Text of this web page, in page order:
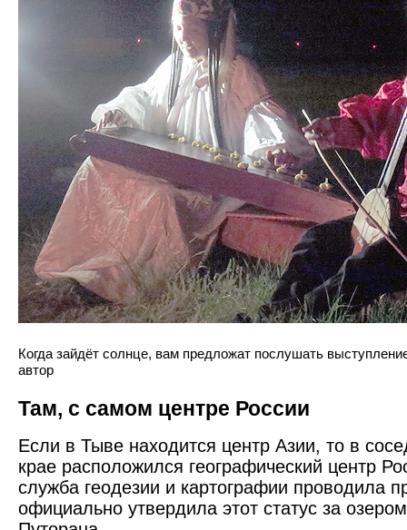
Когда зайдёт солнце, вам предложат послушать
автор
Там, с самом центре России
Если в Тыве находится центр Азии, то в
крае расположился географический центр
служба геодезии и картографии проводила
официально утвердила этот статус за